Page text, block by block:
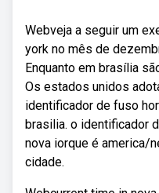
Webveja a seguir um
york no mês de
Enquanto em brasília
Os estados unidos
identificador de fuso
brasilia. o identificador
nova iorque é america/
cidade.